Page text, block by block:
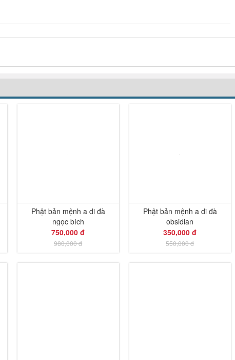
Phật bản mệnh a di đà
ngọc bích
750,000 đ
980,000 đ
Phật bản mệnh a di đà
obsidian
350,000 đ
550,000 đ